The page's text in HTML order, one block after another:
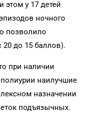
этом у 17 детей
ночного
позволило
20 до 15 баллов).
при наличии
наилучшие
назначении
подъязычных.